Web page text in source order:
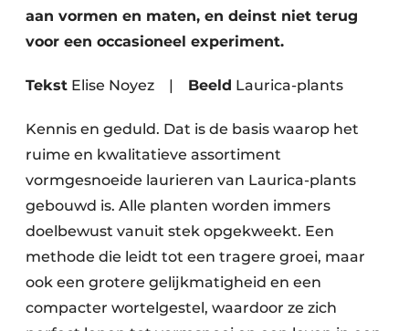
aan vormen en maten, en deinst niet terug
voor een occasioneel experiment.
Tekst Elise Noyez | Beeld Laurica-plants
Kennis en geduld. Dat is de basis waarop het
ruime en kwalitatieve assortiment
vormgesnoeide laurieren van Laurica-plants
gebouwd is. Alle planten worden immers
doelbewust vanuit stek opgekweekt. Een
methode die leidt tot een tragere groei, maar
ook een grotere gelijkmatigheid en een
compacter wortelgestel, waardoor ze zich